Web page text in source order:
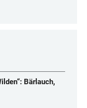
Bärlauch,